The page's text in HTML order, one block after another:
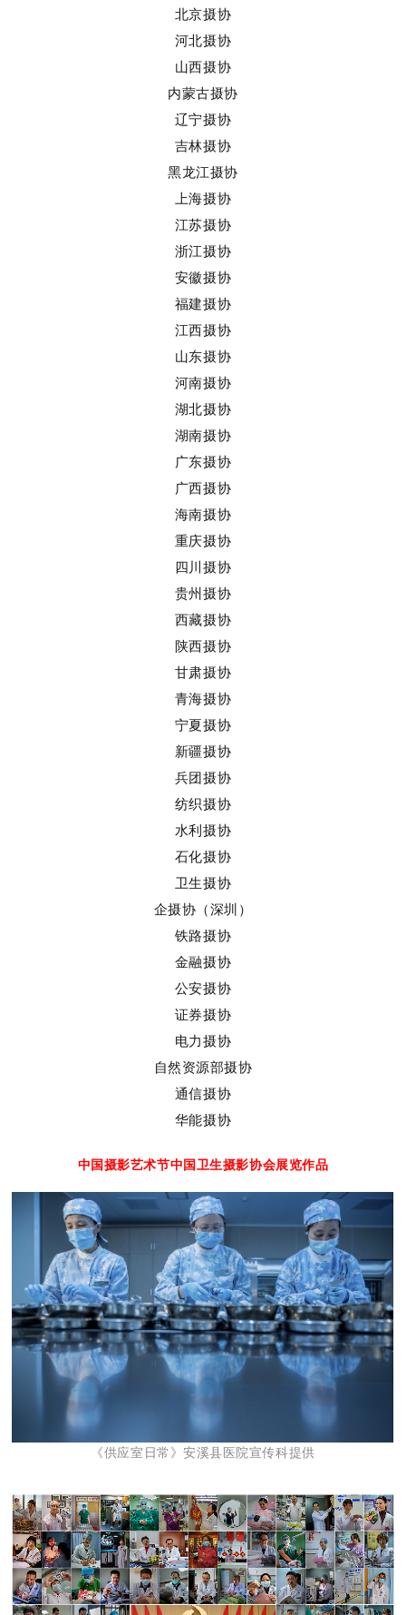
北京摄协
河北摄协
山西摄协
内蒙古摄协
辽宁摄协
吉林摄协
黑龙江摄协
上海摄协
江苏摄协
浙江摄协
安徽摄协
福建摄协
江西摄协
山东摄协
河南摄协
湖北摄协
湖南摄协
广东摄协
广西摄协
海南摄协
重庆摄协
四川摄协
贵州摄协
西藏摄协
陕西摄协
甘肃摄协
青海摄协
宁夏摄协
新疆摄协
兵团摄协
纺织摄协
水利摄协
石化摄协
卫生摄协
企摄协（深圳）
铁路摄协
金融摄协
公安摄协
证券摄协
电力摄协
自然资源部摄协
通信摄协
华能摄协
中国摄影艺术节中国卫生摄影协会展览作品
《供应室日常》安溪县医院宣传科提供